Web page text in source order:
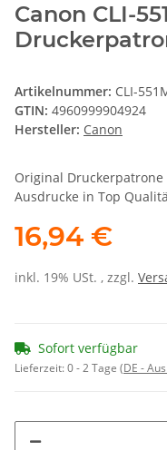
Canon CLI-
Artikelnummer: CLI-
GTIN: 4960999904924
Hersteller: Canon
Original Druckerpatrone
Ausdrucke in Top
16,94 €
inkl. 19% USt. , zzgl.
Sofort verfügbar
Lieferzeit:0 - 2 Tage (DE -